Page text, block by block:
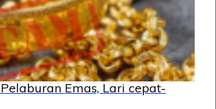
Emas, Lari cepat-